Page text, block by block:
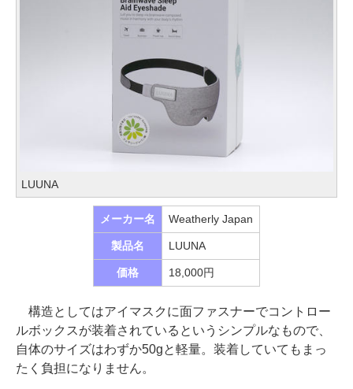
LUUNA
メーカー名 Weatherly Japan
製品名 LUUNA
価格 18,000円
構造としてはアイマスクに面ファスナーでコントロー
ルボックスが装着されているというシンプルなもので、
自体のサイズはわずか50gと軽量。装着していてもまっ
たく負担になりません。